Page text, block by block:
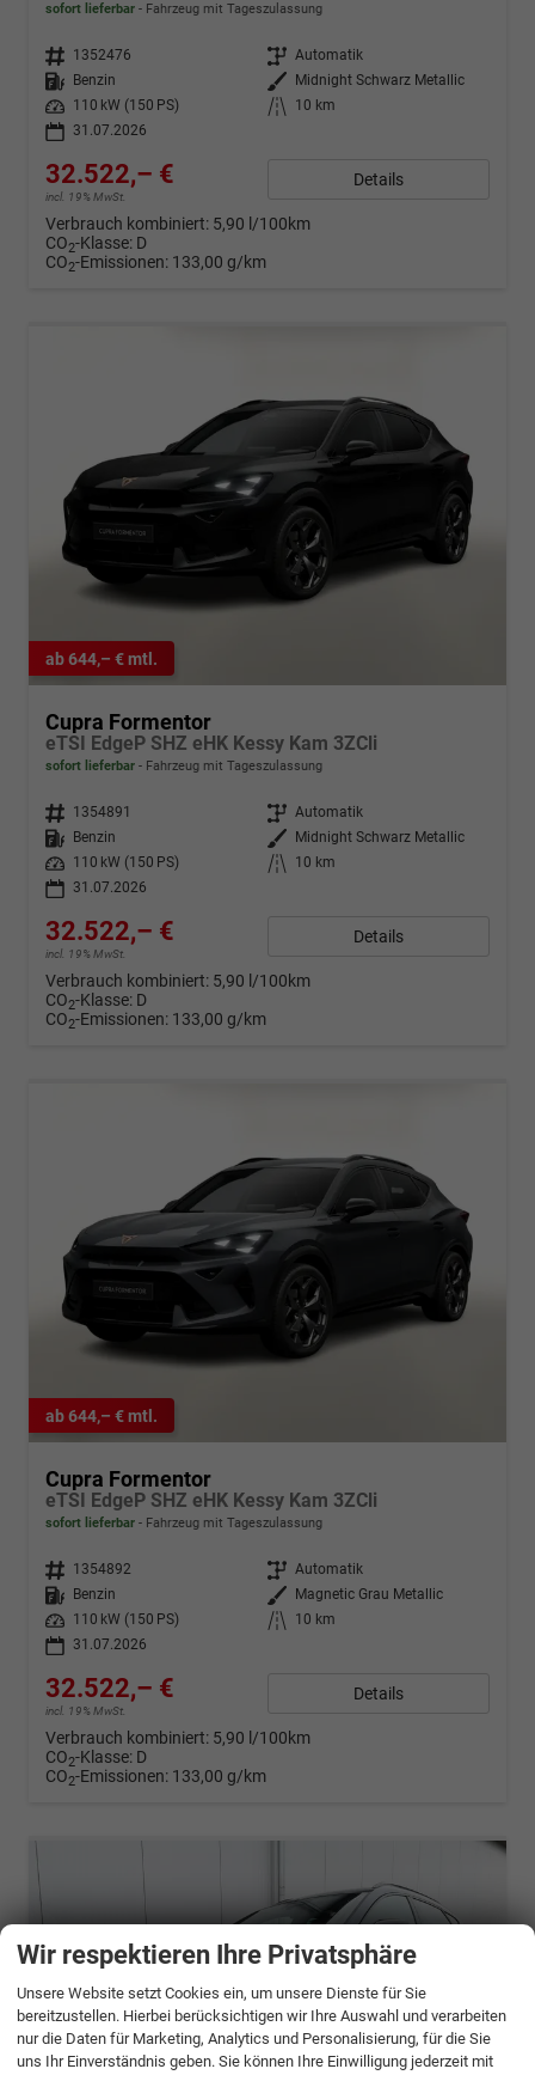
sofort lieferbar Fahrzeug mit Tageszulassung
Fahrzeugnr. 1352476 Getriebe Automatik
Kraftstoff
Benzin Außenfarbe
Midnight Schwarz Metallic
Leistung
110 kW (150 PS) Kilometerstand
10 km
31.07.2026
32.522,– €
incl. 19% MwSt.
Details
Verbrauch kombiniert: 5,90 l/100km
CO2-Klasse: D
CO2-Emissionen: 133,00 g/km
ab 644,– € mtl.
Cupra Formentor
eTSI EdgeP SHZ eHK Kessy Kam 3ZCli
sofort lieferbar Fahrzeug mit Tageszulassung
Fahrzeugnr. 1354891 Getriebe Automatik
Kraftstoff
Benzin Außenfarbe
Midnight Schwarz Metallic
Leistung
110 kW (150 PS) Kilometerstand
10 km
31.07.2026
32.522,– €
incl. 19% MwSt.
Details
Verbrauch kombiniert: 5,90 l/100km
CO2-Klasse: D
CO2-Emissionen: 133,00 g/km
ab 644,– € mtl.
Cupra Formentor
eTSI EdgeP SHZ eHK Kessy Kam 3ZCli
sofort lieferbar Fahrzeug mit Tageszulassung
Fahrzeugnr. 1354892 Getriebe Automatik
Kraftstoff
Benzin Außenfarbe
Magnetic Grau Metallic
Leistung
110 kW (150 PS) Kilometerstand
10 km
31.07.2026
32.522,– €
incl. 19% MwSt.
Details
Verbrauch kombiniert: 5,90 l/100km
CO2-Klasse: D
CO2-Emissionen: 133,00 g/km
Wir respektieren Ihre Privatsphäre
Unsere Website setzt Cookies ein, um unsere Dienste für Sie
bereitzustellen. Hierbei berücksichtigen wir Ihre Auswahl und verarbeiten
nur die Daten für Marketing, Analytics und Personalisierung, für die Sie
uns Ihr Einverständnis geben. Sie können Ihre Einwilligung jederzeit mit